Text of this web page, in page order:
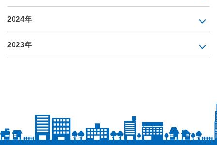
2024年
2023年